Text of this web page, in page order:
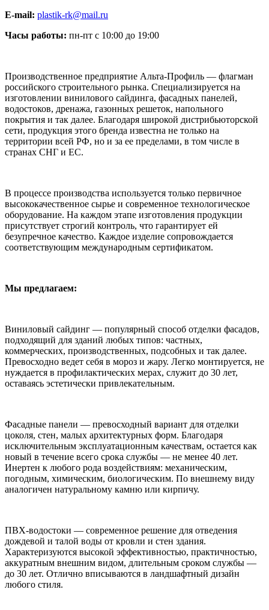
E-mail: plastik-rk@mail.ru
Часы работы: пн-пт с 10:00 до 19:00
Производственное предприятие Альта-Профиль — флагман
российского строительного рынка. Специализируется на
изготовлении винилового сайдинга, фасадных панелей,
водостоков, дренажа, газонных решеток, напольного
покрытия и так далее. Благодаря широкой дистрибьюторской
сети, продукция этого бренда известна не только на
территории всей РФ, но и за ее пределами, в том числе в
странах СНГ и ЕС.
В процессе производства используется только первичное
высококачественное сырье и современное технологическое
оборудование. На каждом этапе изготовления продукции
присутствует строгий контроль, что гарантирует ей
безупречное качество. Каждое изделие сопровождается
соответствующим международным сертификатом.
Мы предлагаем:
Виниловый сайдинг — популярный способ отделки фасадов,
подходящий для зданий любых типов: частных,
коммерческих, производственных, подсобных и так далее.
Превосходно ведет себя в мороз и жару. Легко монтируется, не
нуждается в профилактических мерах, служит до 30 лет,
оставаясь эстетически привлекательным.
Фасадные панели — превосходный вариант для отделки
цоколя, стен, малых архитектурных форм. Благодаря
исключительным эксплуатационным качествам, остается как
новый в течение всего срока службы — не менее 40 лет.
Инертен к любого рода воздействиям: механическим,
погодным, химическим, биологическим. По внешнему виду
аналогичен натуральному камню или кирпичу.
ПВХ-водостоки — современное решение для отведения
дождевой и талой воды от кровли и стен здания.
Характеризуются высокой эффективностью, практичностью,
аккуратным внешним видом, длительным сроком службы —
до 30 лет. Отлично вписываются в ландшафтный дизайн
любого стиля.